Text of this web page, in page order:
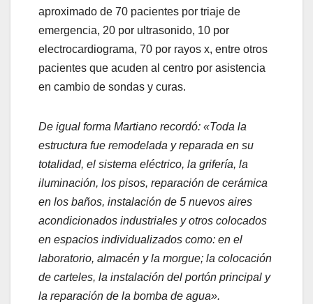
aproximado de 70 pacientes por triaje de
emergencia, 20 por ultrasonido, 10 por
electrocardiograma, 70 por rayos x, entre otros
pacientes que acuden al centro por asistencia
en cambio de sondas y curas.
De igual forma Martiano recordó: «Toda la
estructura fue remodelada y reparada en su
totalidad, el sistema eléctrico, la grifería, la
iluminación, los pisos, reparación de cerámica
en los baños, instalación de 5 nuevos aires
acondicionados industriales y otros colocados
en espacios individualizados como: en el
laboratorio, almacén y la morgue; la colocación
de carteles, la instalación del portón principal y
la reparación de la bomba de agua».